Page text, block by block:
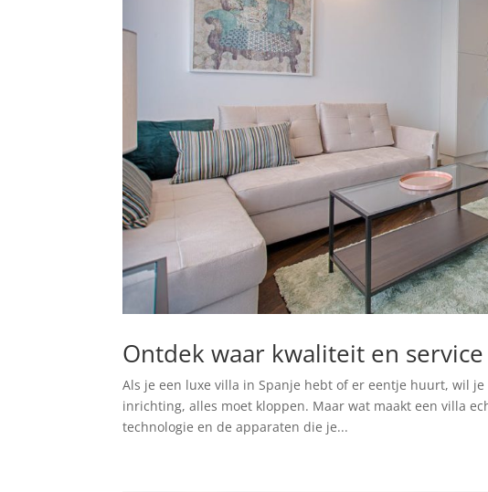
Ontdek waar kwaliteit en
Als je een luxe villa in Spanje hebt of er eentje huurt, wil
inrichting, alles moet kloppen. Maar wat maakt een villa
technologie en de apparaten die je...